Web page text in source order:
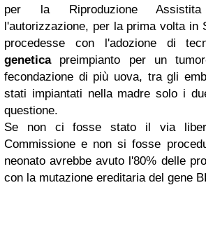
per la Riproduzione
l'autorizzazione, per la prima volta in
procedesse con l'adozione di
geneticapreimpianto per un
fecondazione di più uova, tra gli
stati impiantati nella madre solo i
questione.
Se non ci fosse stato il via
Commissione e non si fosse
neonato avrebbe avuto l'80% delle
con la mutazione ereditaria del gene